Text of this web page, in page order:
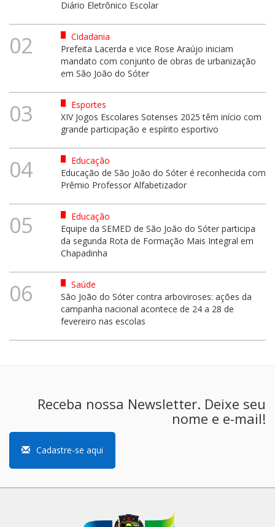
Diário Eletrônico Escolar
02
Cidadania
Prefeita Lacerda e vice Rose Araújo iniciam
mandato com conjunto de obras de urbanização
em São João do Sóter
03
Esportes
XIV Jogos Escolares Sotenses 2025 têm início com
grande participação e espírito esportivo
04
Educação
Educação de São João do Sóter é reconhecida com
Prêmio Professor Alfabetizador
05
Educação
Equipe da SEMED de São João do Sóter participa
da segunda Rota de Formação Mais Integral em
Chapadinha
06
Saúde
São João do Sóter contra arboviroses: ações da
campanha nacional acontece de 24 a 28 de
fevereiro nas escolas
Receba nossa Newsletter. Deixe seu
nome e e-mail!
Cadastre-se aqui